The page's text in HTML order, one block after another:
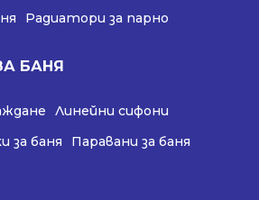
Радиатори за парно
БАНЯ
Линейни сифони
за баня Паравани за баня